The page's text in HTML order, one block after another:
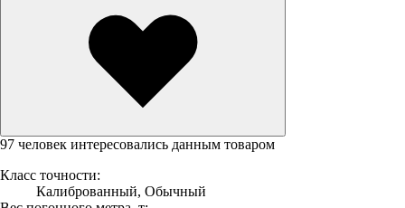
97 человек интересовались данным товаром
Класс точности:
Калиброванный, Обычный